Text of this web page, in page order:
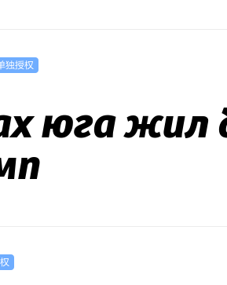
юга жил